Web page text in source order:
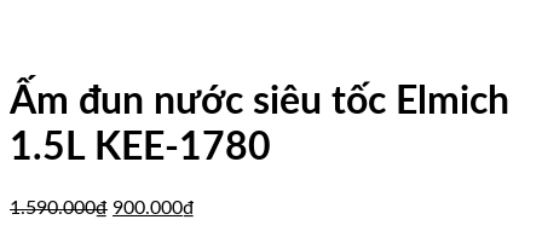
Ấm đun nước siêu tốc Elmich
1.5L KEE-1780
1.590.000₫ Giá
900.000₫